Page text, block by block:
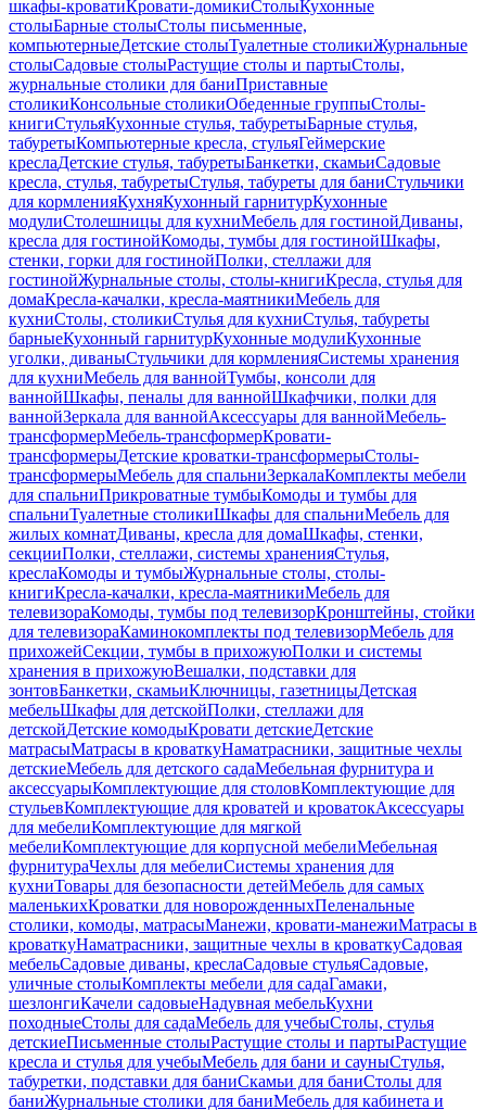
шкафы-кроватиКровати-домикиСтолыКухонные
столыБарные столыСтолы письменные,
компьютерныеДетские столыТуалетные столикиЖурнальные
столыСадовые столыРастущие столы и партыСтолы,
журнальные столики для баниПриставные
столикиКонсольные столикиОбеденные группыСтолы-
книгиСтульяКухонные стулья, табуретыБарные стулья,
табуретыКомпьютерные кресла, стульяГеймерские
креслаДетские стулья, табуретыБанкетки, скамьиСадовые
кресла, стулья, табуретыСтулья, табуреты для баниСтульчики
для кормленияКухняКухонный гарнитурКухонные
модулиСтолешницы для кухниМебель для гостинойДиваны,
кресла для гостинойКомоды, тумбы для гостинойШкафы,
стенки, горки для гостинойПолки, стеллажи для
гостинойЖурнальные столы, столы-книгиКресла, стулья для
домаКресла-качалки, кресла-маятникиМебель для
кухниСтолы, столикиСтулья для кухниСтулья, табуреты
барныеКухонный гарнитурКухонные модулиКухонные
уголки, диваныСтульчики для кормленияСистемы хранения
для кухниМебель для ваннойТумбы, консоли для
ваннойШкафы, пеналы для ваннойШкафчики, полки для
ваннойЗеркала для ваннойАксессуары для ваннойМебель-
трансформерМебель-трансформерКровати-
трансформерыДетские кроватки-трансформерыСтолы-
трансформерыМебель для спальниЗеркалаКомплекты мебели
для спальниПрикроватные тумбыКомоды и тумбы для
спальниТуалетные столикиШкафы для спальниМебель для
жилых комнатДиваны, кресла для домаШкафы, стенки,
секцииПолки, стеллажи, системы храненияСтулья,
креслаКомоды и тумбыЖурнальные столы, столы-
книгиКресла-качалки, кресла-маятникиМебель для
телевизораКомоды, тумбы под телевизорКронштейны, стойки
для телевизораКаминокомплекты под телевизорМебель для
прихожейСекции, тумбы в прихожуюПолки и системы
хранения в прихожуюВешалки, подставки для
зонтовБанкетки, скамьиКлючницы, газетницыДетская
мебельШкафы для детскойПолки, стеллажи для
детскойДетские комодыКровати детскиеДетские
матрасыМатрасы в кроваткуНаматрасники, защитные чехлы
детскиеМебель для детского садаМебельная фурнитура и
аксессуарыКомплектующие для столовКомплектующие для
стульевКомплектующие для кроватей и кроватокАксессуары
для мебелиКомплектующие для мягкой
мебелиКомплектующие для корпусной мебелиМебельная
фурнитураЧехлы для мебелиСистемы хранения для
кухниТовары для безопасности детейМебель для самых
маленькихКроватки для новорожденныхПеленальные
столики, комоды, матрасыМанежи, кровати-манежиМатрасы в
кроваткуНаматрасники, защитные чехлы в кроваткуСадовая
мебельСадовые диваны, креслаСадовые стульяСадовые,
уличные столыКомплекты мебели для садаГамаки,
шезлонгиКачели садовыеНадувная мебельКухни
походныеСтолы для садаМебель для учебыСтолы, стулья
детскиеПисьменные столыРастущие столы и партыРастущие
кресла и стулья для учебыМебель для бани и сауныСтулья,
табуретки, подставки для баниСкамьи для баниСтолы для
баниЖурнальные столики для баниМебель для кабинета и